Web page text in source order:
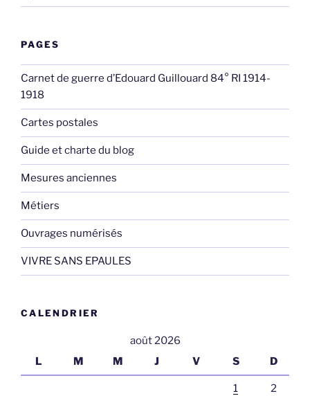
PAGES
Carnet de guerre d’Edouard Guillouard 84° RI 1914-
1918
Cartes postales
Guide et charte du blog
Mesures anciennes
Métiers
Ouvrages numérisés
VIVRE SANS EPAULES
CALENDRIER
août 2026
L
M M J V S D
1 2